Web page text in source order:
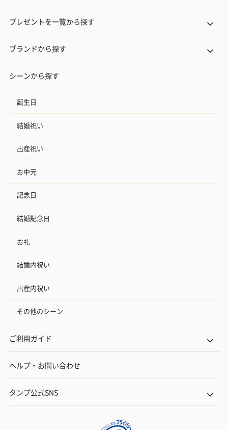
プレゼントを一覧から探す
ブランドから探す
シーンから探す
誕生日
結婚祝い
出産祝い
お中元
記念日
結婚記念日
お礼
結婚内祝い
出産内祝い
その他のシーン
ご利用ガイド
ヘルプ・お問い合わせ
タンプ公式SNS